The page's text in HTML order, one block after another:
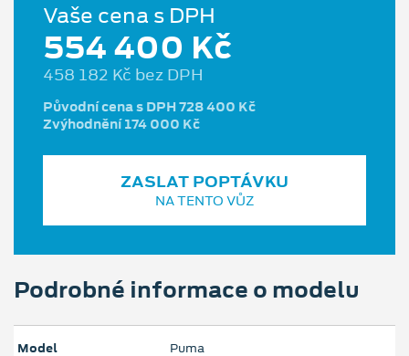
Vaše cena s DPH
554 400 Kč
458 182 Kč bez DPH
Původní cena s DPH 728 400 Kč
Zvýhodnění 174 000 Kč
ZASLAT POPTÁVKU
NA TENTO VŮZ
Podrobné informace o modelu
Model Puma